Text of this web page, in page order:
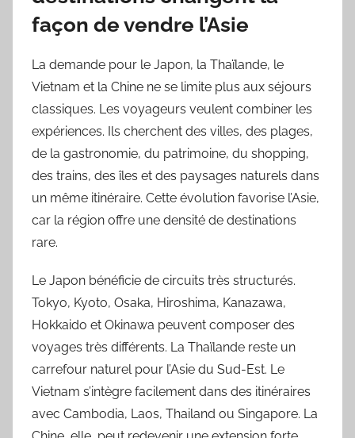
façon de vendre l’Asie
La demande pour le Japon, la Thaïlande, le
Vietnam et la Chine ne se limite plus aux séjours
classiques. Les voyageurs veulent combiner les
expériences. Ils cherchent des villes, des plages,
de la gastronomie, du patrimoine, du shopping,
des trains, des îles et des paysages naturels dans
un même itinéraire. Cette évolution favorise l’Asie,
car la région offre une densité de destinations
rare.
Le Japon bénéficie de circuits très structurés.
Tokyo, Kyoto, Osaka, Hiroshima, Kanazawa,
Hokkaido et Okinawa peuvent composer des
voyages très différents. La Thaïlande reste un
carrefour naturel pour l’Asie du Sud-Est. Le
Vietnam s’intègre facilement dans des itinéraires
avec Cambodia, Laos, Thailand ou Singapore. La